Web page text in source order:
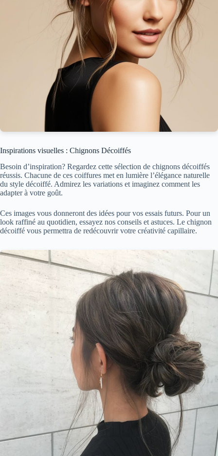
Inspirations visuelles : Chignons Décoiffés
Besoin d’inspiration? Regardez cette sélection de chignons décoiffés
réussis. Chacune de ces coiffures met en lumière l’élégance naturelle
du style décoiffé. Admirez les variations et imaginez comment les
adapter à votre goût.
Ces images vous donneront des idées pour vos essais futurs. Pour un
look raffiné au quotidien, essayez nos conseils et astuces. Le chignon
décoiffé vous permettra de redécouvrir votre créativité capillaire.